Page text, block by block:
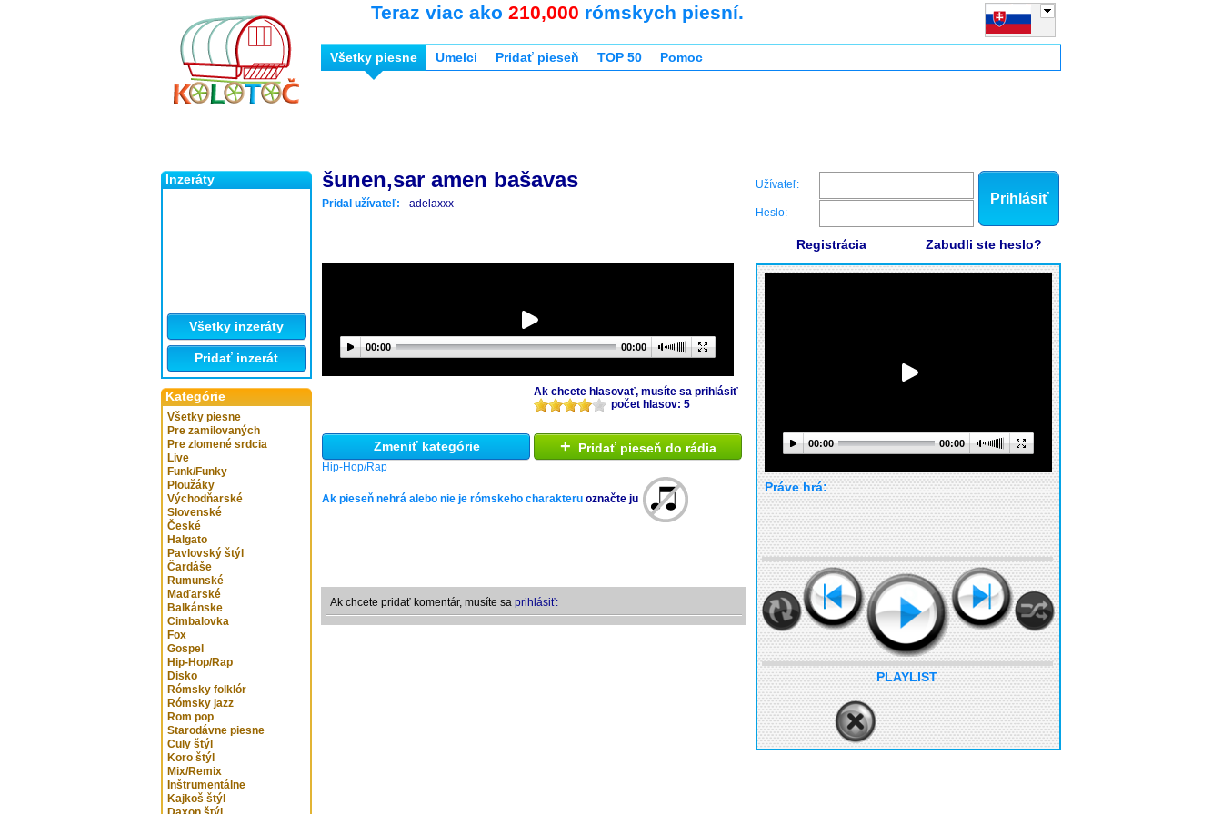
Inzeráty
Všetky inzeráty
Pridať inzerát
Kategórie
Všetky piesne
Pre zamilovaných
Pre zlomené srdcia
Live
Funk/Funky
Ploužáky
Východňarské
Slovenské
České
Halgato
Pavlovský štýl
Čardáše
Rumunské
Maďarské
Balkánske
Cimbalovka
Fox
Gospel
Hip-Hop/Rap
Disko
Rómsky folklór
Rómsky jazz
Rom pop
Starodávne piesne
Culy štýl
Koro štýl
Mix/Remix
Inštrumentálne
Kajkoš štýl
Teraz viac ako 210,000 rómskych piesní.
Všetky piesne Umelci Pridať pieseň TOP 50 Pomoc
šunen,sar amen bašavas
Pridal užívateľ: adelaxxx
00:00 00:00
Ak chcete hlasovať, musíte sa prihlásiť
počet hlasov: 5
Zmeniť kategórie
Hip-Hop/Rap
+ Pridať pieseň do rádia
Ak pieseň nehrá alebo nie je rómskeho charakteru označte ju
Ak chcete pridať komentár, musíte sa prihlásiť:
Užívateľ:
Heslo:
Prihlásiť
Registrácia Zabudli ste heslo?
00:00 00:00
Práve hrá:
PLAYLIST